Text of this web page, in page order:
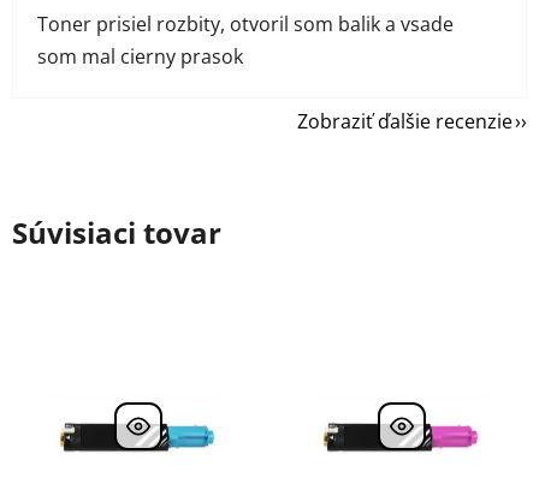
Toner prisiel rozbity, otvoril som balik a vsade
som mal cierny prasok
Zobraziť ďalšie recenzie
Súvisiaci tovar